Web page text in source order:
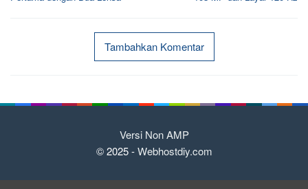
Tambahkan Komentar
Versi Non AMP
© 2025 -Webhostdiy.com